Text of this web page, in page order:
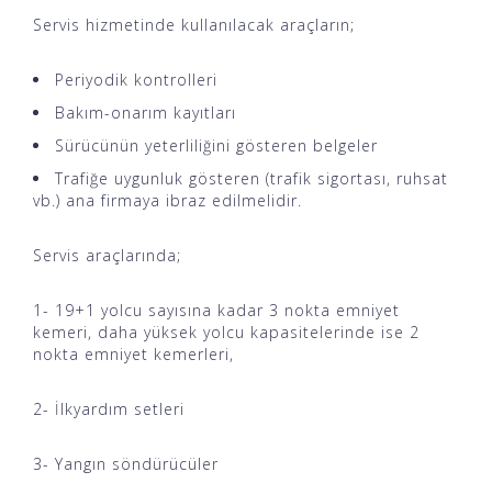
Servis hizmetinde kullanılacak araçların;
Periyodik kontrolleri
Bakım-onarım kayıtları
Sürücünün yeterliliğini gösteren belgeler
Trafiğe uygunluk gösteren (trafik sigortası, ruhsat
vb.) ana firmaya ibraz edilmelidir.
Servis araçlarında;
1- 19+1 yolcu sayısına kadar 3 nokta emniyet
kemeri, daha yüksek yolcu kapasitelerinde ise 2
nokta emniyet kemerleri,
2- İlkyardım setleri
3- Yangın söndürücüler